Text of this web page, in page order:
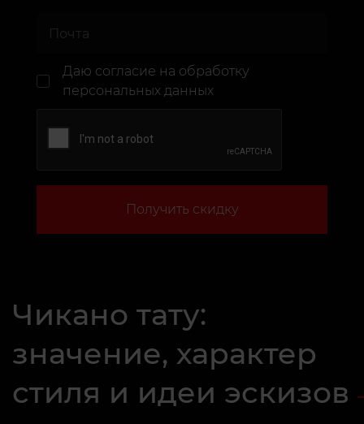
Даю согласие на обработку
персональных данных
Получить скидку
Чикано тату:
значение, характер
стиля и идеи эскизов